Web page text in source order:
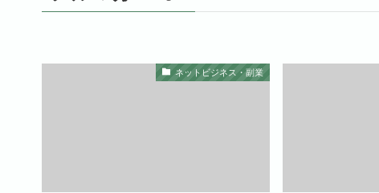
ネットビジネス・副業